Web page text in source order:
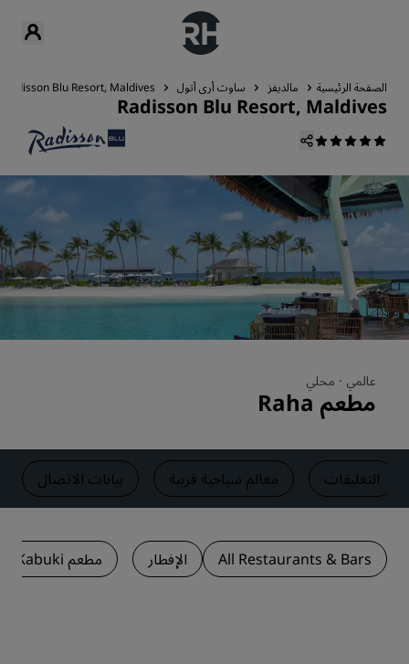
الصفحة الرئيسية مالديفز ساوث أري أتول Radisson Blu Resort, Maldives
Radisson Blu Resort, Maldives
عالمي · محلي
مطعم Raha
التعليقات معالم سياحية قريبة بيانات الاتصال
All Restaurants & Bars الإفطار مطعم Kabuki